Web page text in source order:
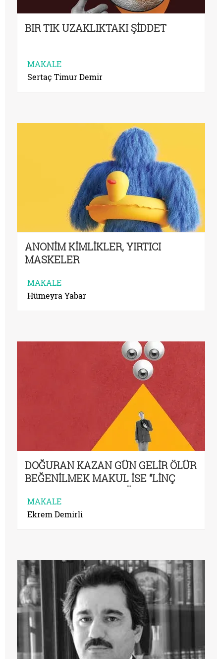
BIR TIK UZAKLIKTAKI ŞİDDET
MAKALE
Sertaç Timur Demir
ANONİM KİMLİKLER, YIRTICI
MASKELER
MAKALE
Hümeyra Yabar
DOĞURAN KAZAN GÜN GELİR ÖLÜR
BEĞENİLMEK MAKUL İSE “LİNÇ
YEMEK” DE MAKULDÜR
MAKALE
Ekrem Demirli